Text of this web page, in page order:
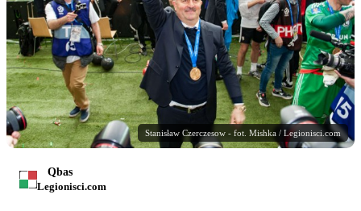
Stanisław Czerczesow - fot. Mishka / Legionisci.com
Qbas
Legionisci.com